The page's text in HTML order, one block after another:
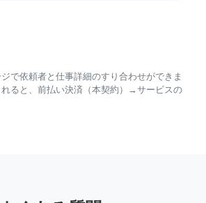
で依頼者と仕事詳細のすり合わせができま
ると、前払い決済（本契約）→サービスの